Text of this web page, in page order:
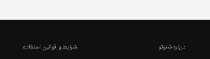
درباره شنوتو
شرایط و قوانین استفاده